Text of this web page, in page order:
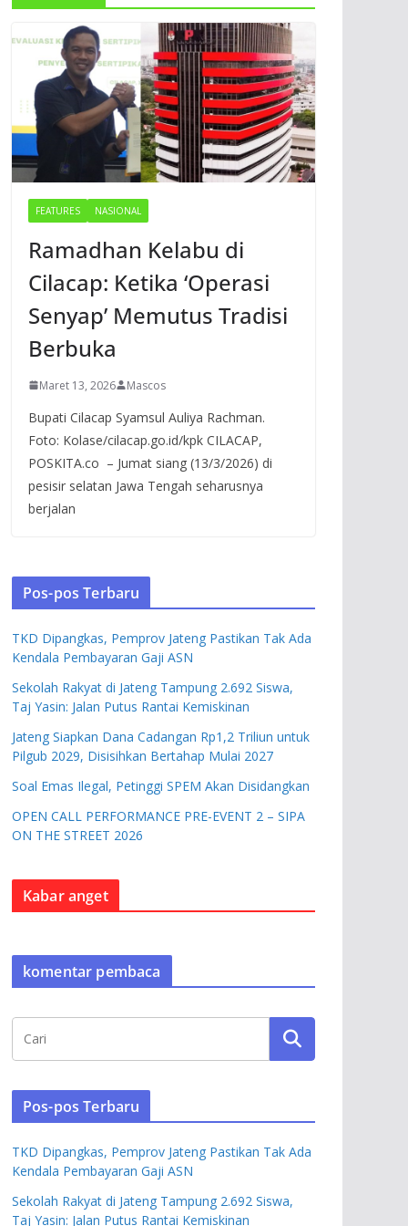
FEATURES NASIONAL
Ramadhan Kelabu di
Cilacap: Ketika ‘Operasi
Senyap’ Memutus Tradisi
Berbuka
Maret 13, 2026 Mascos
Bupati Cilacap Syamsul Auliya Rachman.
Foto: Kolase/cilacap.go.id/kpk CILACAP,
POSKITA.co – Jumat siang (13/3/2026) di
pesisir selatan Jawa Tengah seharusnya
berjalan
Pos-pos Terbaru
TKD Dipangkas, Pemprov Jateng Pastikan Tak Ada
Kendala Pembayaran Gaji ASN
Sekolah Rakyat di Jateng Tampung 2.692 Siswa,
Taj Yasin: Jalan Putus Rantai Kemiskinan
Jateng Siapkan Dana Cadangan Rp1,2 Triliun untuk
Pilgub 2029, Disisihkan Bertahap Mulai 2027
Soal Emas Ilegal, Petinggi SPEM Akan Disidangkan
OPEN CALL PERFORMANCE PRE-EVENT 2 – SIPA
ON THE STREET 2026
Kabar anget
komentar pembaca
Pos-pos Terbaru
TKD Dipangkas, Pemprov Jateng Pastikan Tak Ada
Kendala Pembayaran Gaji ASN
Sekolah Rakyat di Jateng Tampung 2.692 Siswa,
Taj Yasin: Jalan Putus Rantai Kemiskinan